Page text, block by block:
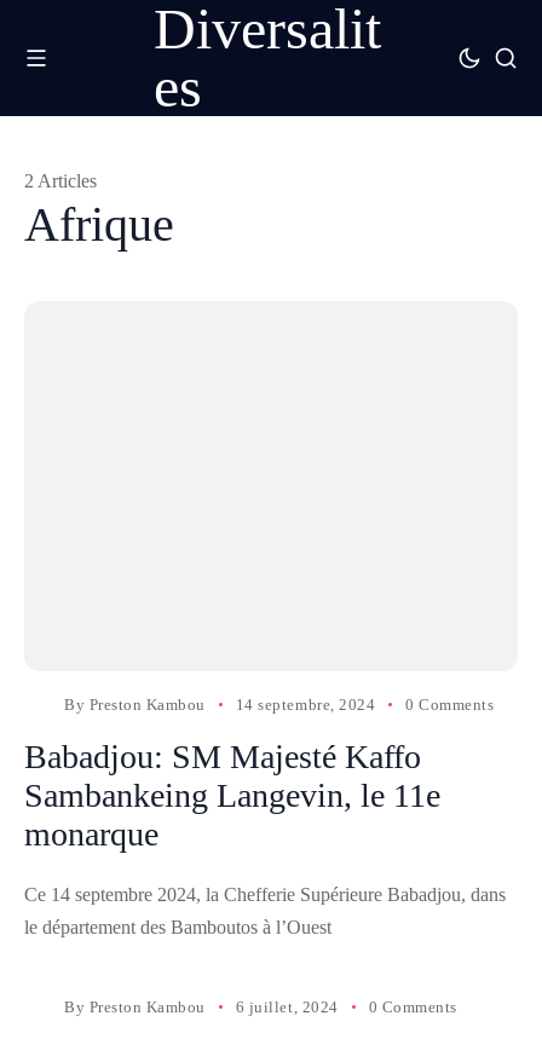
Diversalit
es
Afrique
2 Articles
By Preston Kambou 14 septembre, 2024 0 Comments
Babadjou: SM Majesté Kaffo
Sambankeing Langevin, le 11e
monarque
Ce 14 septembre 2024, la Chefferie Supérieure Babadjou, dans
le département des Bamboutos à l’Ouest
By Preston Kambou 6 juillet, 2024 0 Comments